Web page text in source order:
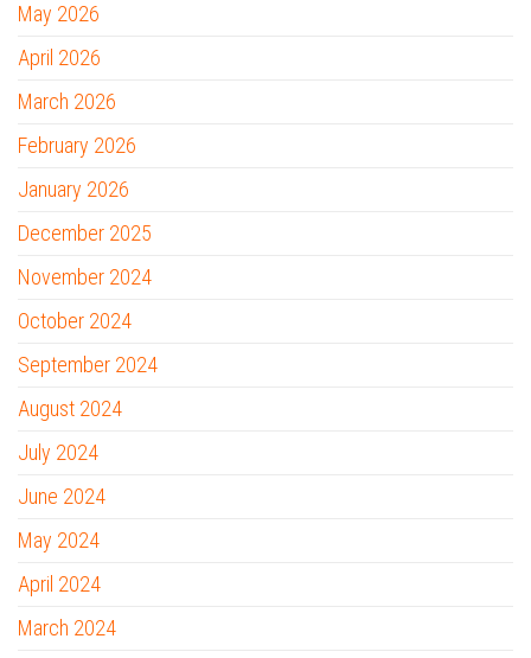
May 2026
April 2026
March 2026
February 2026
January 2026
December 2025
November 2024
October 2024
September 2024
August 2024
July 2024
June 2024
May 2024
April 2024
March 2024